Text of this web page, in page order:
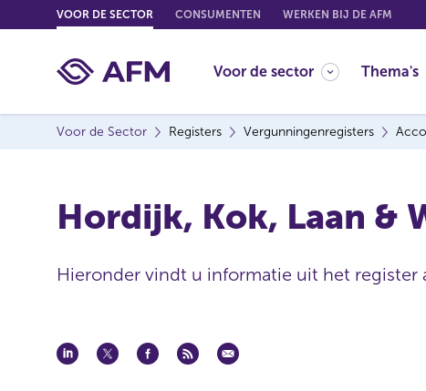
o
o
VOOR DE SECTOR CONSUMENTEN WERKEN BIJ DE AFM
Voor de sector Thema's
Voor de Sector Registers Vergunningenregisters
Hordijk, Kok, Laan &
Hieronder vindt u informatie uit het register